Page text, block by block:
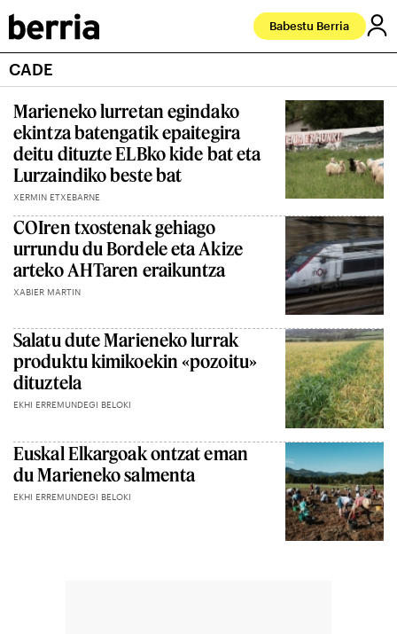
Babestu Berria
CADE
Marieneko lurretan egindako
ekintza batengatik epaitegira
deitu dituzte ELBko kide bat eta
Lurzaindiko beste bat
XERMIN ETXEBARNE
COIren txostenak gehiago
urrundu du Bordele eta Akize
arteko AHTaren eraikuntza
XABIER MARTIN
Salatu dute Marieneko lurrak
produktu kimikoekin «pozoitu»
dituztela
EKHI ERREMUNDEGI BELOKI
Euskal Elkargoak ontzat eman
du Marieneko salmenta
EKHI ERREMUNDEGI BELOKI